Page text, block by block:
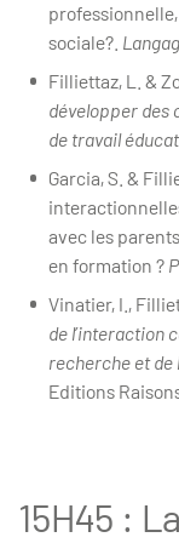
sociale?.
Filliettaz, L. &
développer des
de travail
Garcia, S. &
avec les
en formation ?
Vinatier, I.,
de l’interaction
recherche et
Editions
15H45 :